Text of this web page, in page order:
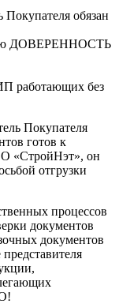
обязан
ДОВЕРЕННОСТЬ
работающих без
Покупателя
готов к
«СтройНэт», он
отгрузки
процессов
документов
документов